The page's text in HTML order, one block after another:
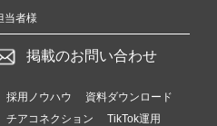
当者様
掲載のお問い合わせ
採用ノウハウ
資料ダウンロード
チアコネクション
TikTok運用